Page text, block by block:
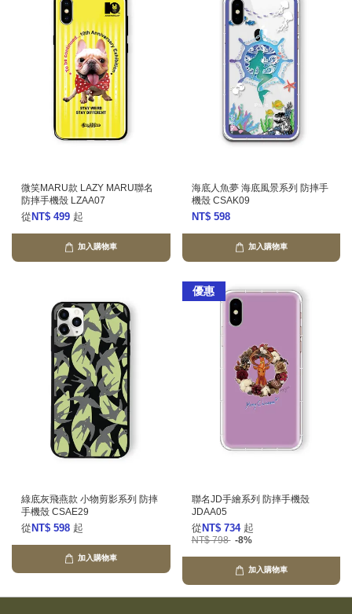
微笑MARU款 LAZY MARU聯名
防摔手機殼 LZAA07
從 NT$ 499 起
加入購物車
海底人魚夢 海底風景系列 防摔手
機殼 CSAK09
NT$ 598
加入購物車
綠底灰飛燕款 小物剪影系列 防摔
手機殼 CSAE29
從 NT$ 598 起
加入購物車
優惠
聯名JD手繪系列 防摔手機殼
JDAA05
從 NT$ 734 起
NT$ 798 -8%
加入購物車